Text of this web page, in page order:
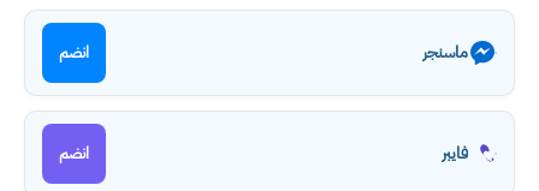
ماسنجر انضم
فايبر انضم